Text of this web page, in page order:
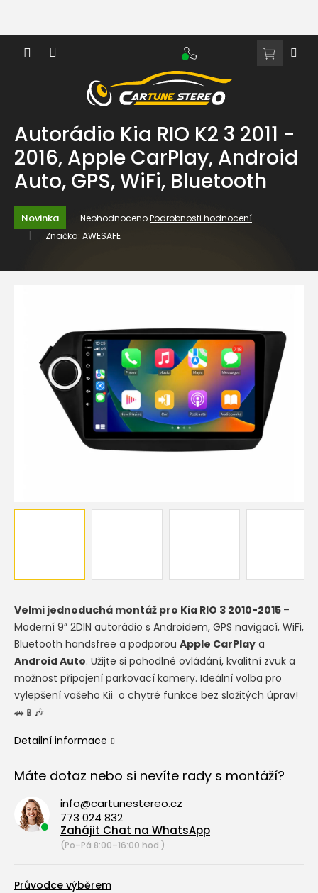
obsah
NÁKUPNÍ
Autorádio Kia RIO K2 3 2011 -
2016, Apple CarPlay, Android
Auto, GPS, WiFi, Bluetooth
Novinka
Průměrné
hodnocení
produktu
0,0
NeohodnocenoPodrobnosti hodnocení
Značka: AWESAFE
Velmi jednoduchá montáž pro Kia RIO 3 2010-2015 –
Moderní 9” 2DIN autorádio s Androidem, GPS navigací, WiFi,
Bluetooth handsfree a podporou Apple CarPlay a
Android Auto. Užijte si pohodlné ovládání, kvalitní zvuk a
možnost připojení parkovací kamery. Ideální volba pro
vylepšení vašeho Kii o chytré funkce bez složitých úprav!
🚗📱🎶
Detailní informace
Máte dotaz nebo si nevíte rady s montáží?
info@cartunestereo.cz
773 024 832
Zahájit Chat na WhatsApp
(Po–Pá 8:00–16:00 hod.)
Průvodce výběrem